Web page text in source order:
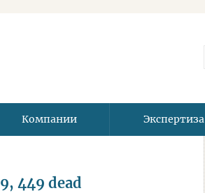
Компании Экспертиза
449 dead